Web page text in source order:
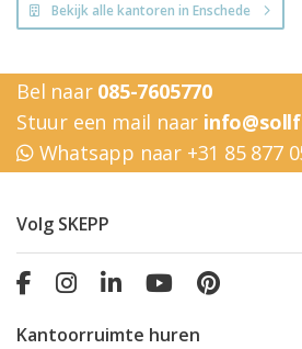
Bekijk alle kantoren in Enschede
Bel naar 085-7605770
Stuur een mail naar
Whatsapp naar +31 85 877
Volg SKEPP
Kantoorruimte huren